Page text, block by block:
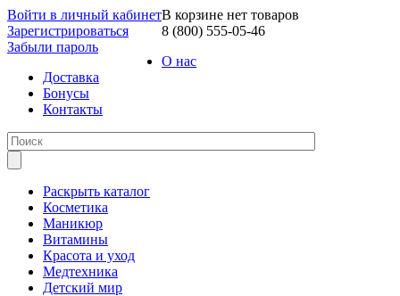
Войти в личный кабинет
Зарегистрироваться
Забыли пароль
В корзине нет товаров
8 (800) 555-05-46
О нас
Доставка
Бонусы
Контакты
Раскрыть каталог
Косметика
Маникюр
Витамины
Красота и уход
Медтехника
Детский мир